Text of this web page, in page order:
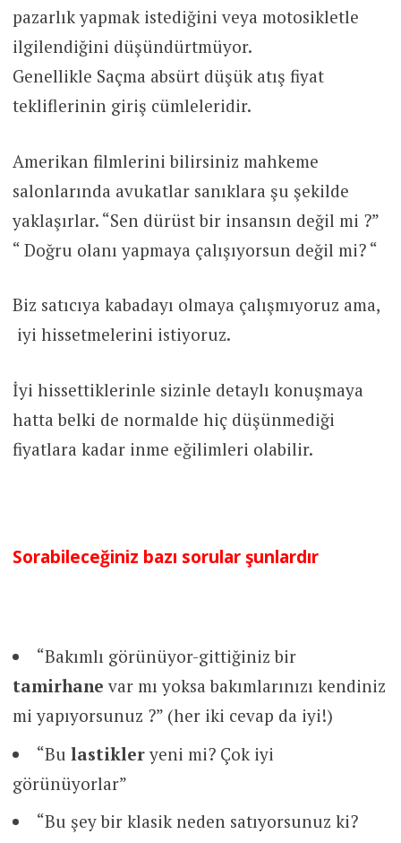
pazarlık yapmak istediğini veya motosikletle
ilgilendiğini düşündürtmüyor.
Genellikle Saçma absürt düşük atış fiyat
tekliflerinin giriş cümleleridir.
Amerikan filmlerini bilirsiniz mahkeme
salonlarında avukatlar sanıklara şu şekilde
yaklaşırlar. “Sen dürüst bir insansın değil mi ?”
“ Doğru olanı yapmaya çalışıyorsun değil mi? “
Biz satıcıya kabadayı olmaya çalışmıyoruz ama,
iyi hissetmelerini istiyoruz.
İyi hissettiklerinle sizinle detaylı konuşmaya
hatta belki de normalde hiç düşünmediği
fiyatlara kadar inme eğilimleri olabilir.
Sorabileceğiniz bazı sorular şunlardır
“Bakımlı görünüyor-gittiğiniz bir
tamirhane var mı yoksa bakımlarınızı kendiniz
mi yapıyorsunuz ?” (her iki cevap da iyi!)
“Bu lastikleryeni mi? Çok iyi
görünüyorlar”
“Bu şey bir klasik neden satıyorsunuz ki?